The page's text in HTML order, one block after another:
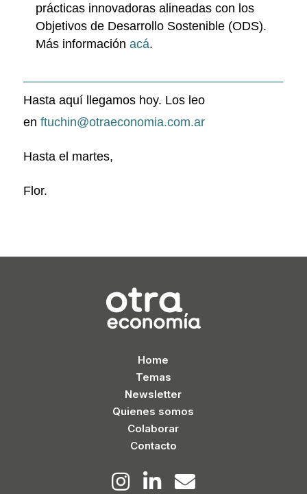
prácticas innovadoras alineadas con los
Objetivos de Desarrollo Sostenible (ODS).
Más información acá.
Hasta aquí llegamos hoy. Los leo
en ftuchin@otraeconomia.com.ar
Hasta el martes,
Flor.
Home
Temas
Newsletter
Quienes somos
Colaborar
Contacto
  